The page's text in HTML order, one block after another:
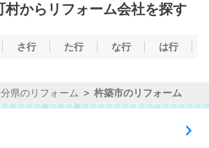
村からリフォーム会社を探す
さ行 た行 な行 は行
県のリフォーム 杵築市のリフォーム